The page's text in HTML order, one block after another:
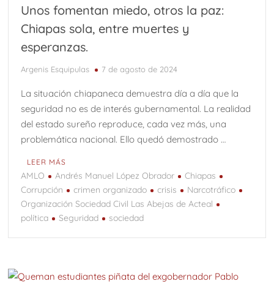
Unos fomentan miedo, otros la paz:
Chiapas sola, entre muertes y
esperanzas.
Argenis Esquipulas 7 de agosto de 2024
La situación chiapaneca demuestra día a día que la
seguridad no es de interés gubernamental. La realidad
del estado sureño reproduce, cada vez más, una
problemática nacional. Ello quedó demostrado …
LEER MÁS
AMLO Andrés Manuel López Obrador
Chiapas
Corrupción
crimen organizado crisis
Narcotráfico
Organización Sociedad Civil Las Abejas de Acteal
política
Seguridad sociedad